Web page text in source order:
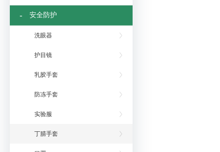
- 安全防护
洗眼器
护目镜
乳胶手套
防冻手套
实验服
丁腈手套